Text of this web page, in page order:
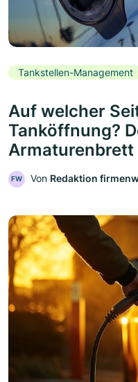
Tankstellen-Management
Auf welcher
Tanköffnung?
Armaturenbrett
FW Von Redaktion